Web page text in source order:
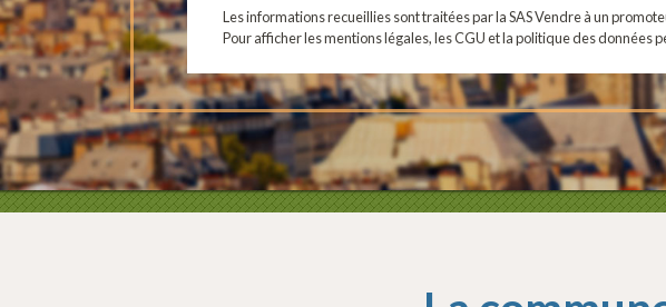
Les informations recueillies sont traitées par la SAS Vendre à un
Pour afficher les mentions légales, les CGU et la politique des données